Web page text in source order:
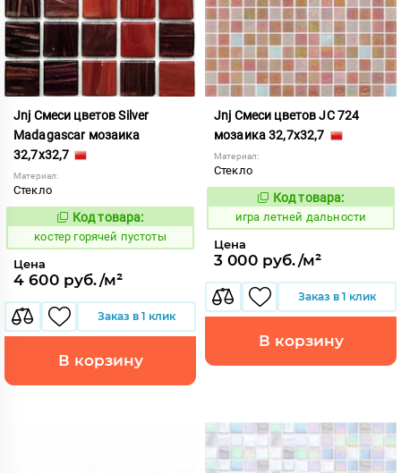
Jnj Смеси цветов Silver
Madagascar мозаика
32,7x32,7
Материал:
Стекло
799574
Код товара:
костер горячей пустоты
Цена
4 600 руб./м²
Заказ в 1 клик
В корзину
Jnj Смеси цветов JC 724
мозаика 32,7x32,7
Материал:
Стекло
552871
Код товара:
игра летней дальности
Цена
3 000 руб./м²
Заказ в 1 клик
В корзину